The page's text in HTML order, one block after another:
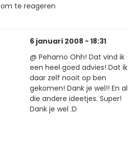
om te reageren
6 januari 2008 - 18:31
@ Pehamo Ohh! Dat vind ik
een heel goed advies! Dat ik
daar zelf nooit op ben
gekomen! Dank je wel!! En al
die andere ideetjes. Super!
Dank je wel :D